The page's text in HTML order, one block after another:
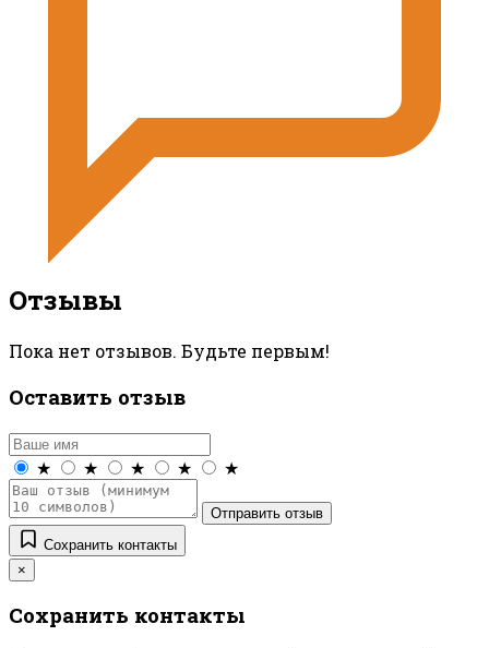
Отзывы
Пока нет отзывов. Будьте первым!
Оставить отзыв
★ ★ ★ ★ ★
Отправить отзыв
Сохранить контакты
×
Сохранить контакты